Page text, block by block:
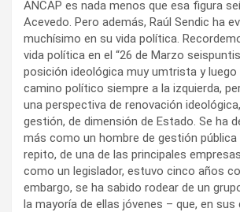
ANCAP es nada menos que esa figura
Acevedo. Pero además, Raúl Sendic ha
muchísimo en su vida política.
vida política en el “26 de Marzo
posición ideológica muy umtrista y luego
camino político siempre a la izquierda,
una perspectiva de renovación
gestión, de dimensión de Estado. Se ha
más como un hombre de gestión
repito, de una de las principales
como un legislador, estuvo cinco años
embargo, se ha sabido rodear de un
la mayoría de ellas jóvenes – que, en